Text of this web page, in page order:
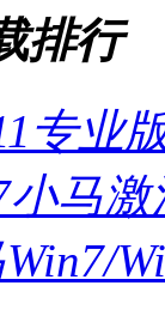
排行
专业
小马